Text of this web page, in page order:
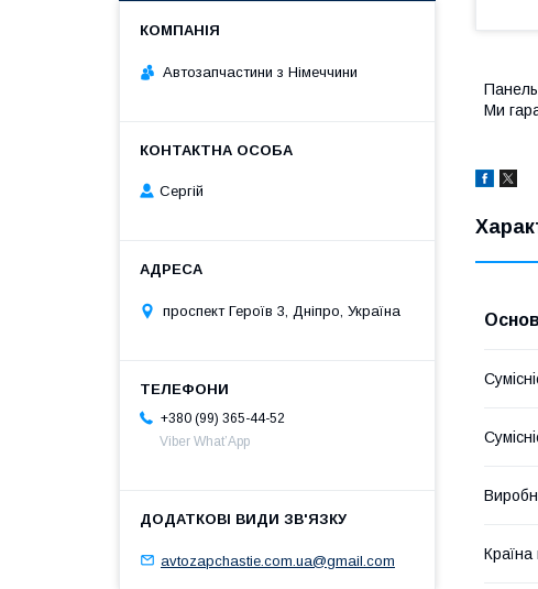
Панель
Ми
Країна
Автозапчастини з Німеччини
Сергій
проспект Героїв 3, Дніпро, Україна
+380 (99) 365-44-52
Viber What’App
avtozapchastie.com.ua@gmail.com